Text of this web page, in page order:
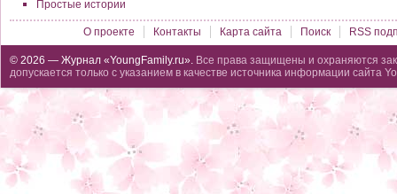
Простые истории
О проекте Контакты Карта сайта Поиск RSS
© 2026 — Журнал «YoungFamily.ru». Все права защищены и охраняются
допускается только с указанием в качестве источника информации сайта